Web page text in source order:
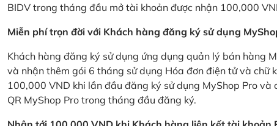
BIDV trong tháng đầu mở tài khoản được nhận 100,000
Miễn phí trọn đời với Khách hàng đăng ký sử dụng
Khách hàng đăng ký sử dụng ứng dụng quản lý bán hàng
và nhận thêm gói 6 tháng sử dụng Hóa đơn điện tử và chữ
100,000 VND khi lần đầu đăng ký sử dụng MyShop Pro
QR MyShop Pro trong tháng đầu đăng ký.